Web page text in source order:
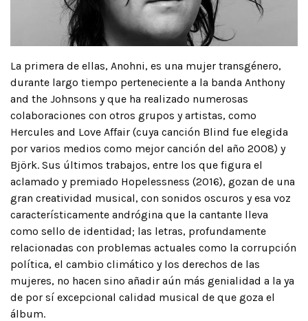
La primera de ellas, Anohni, es una mujer transgénero,
durante largo tiempo perteneciente a la banda Anthony
and the Johnsons y que ha realizado numerosas
colaboraciones con otros grupos y artistas, como
Hercules and Love Affair (cuya canción Blind fue elegida
por varios medios como mejor canción del año 2008) y
Björk. Sus últimos trabajos, entre los que figura el
aclamado y premiado Hopelessness (2016), gozan de una
gran creatividad musical, con sonidos oscuros y esa voz
característicamente andrógina que la cantante lleva
como sello de identidad; las letras, profundamente
relacionadas con problemas actuales como la corrupción
política, el cambio climático y los derechos de las
mujeres, no hacen sino añadir aún más genialidad a la ya
de por sí excepcional calidad musical de que goza el
álbum.